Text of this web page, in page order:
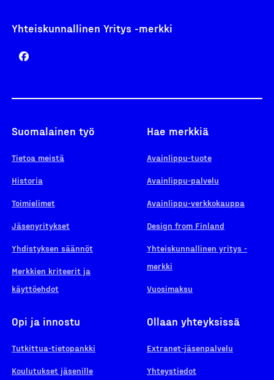
Yhteiskunnallinen Yritys -merkki
Suomalainen työ
Tietoa meistä
Historia
Toimielimet
Jäsenyritykset
Yhdistyksen säännöt
Merkkien kriteerit ja
käyttöehdot
Hae merkkiä
Avainlippu-tuote
Avainlippu-palvelu
Avainlippu-verkkokauppa
Design from Finland
Yhteiskunnallinen yritys -
merkki
Vuosimaksu
Opi ja innostu
Tutkittua-tietopankki
Koulutukset jäsenille
Ollaan yhteyksissä
Extranet-jäsenpalvelu
Yhteystiedot